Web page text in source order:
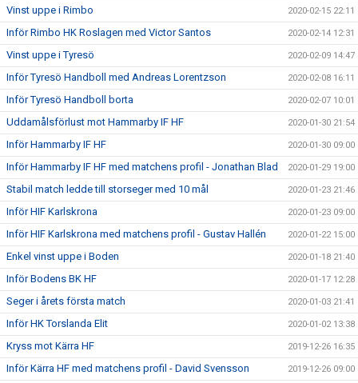
Vinst uppe i Rimbo 2020-02-15 22:11
Inför Rimbo HK Roslagen med Victor Santos 2020-02-14 12:31
Vinst uppe i Tyresö 2020-02-09 14:47
Inför Tyresö Handboll med Andreas Lorentzson 2020-02-08 16:11
Inför Tyresö Handboll borta 2020-02-07 10:01
Uddamålsförlust mot Hammarby IF HF 2020-01-30 21:54
Inför Hammarby IF HF 2020-01-30 09:00
Inför Hammarby IF HF med matchens profil - Jonathan Blad 2020-01-29 19:00
Stabil match ledde till storseger med 10 mål 2020-01-23 21:46
Inför HIF Karlskrona 2020-01-23 09:00
Inför HIF Karlskrona med matchens profil - Gustav Hallén 2020-01-22 15:00
Enkel vinst uppe i Boden 2020-01-18 21:40
Inför Bodens BK HF 2020-01-17 12:28
Seger i årets första match 2020-01-03 21:41
Inför HK Torslanda Elit 2020-01-02 13:38
Kryss mot Kärra HF 2019-12-26 16:35
Inför Kärra HF med matchens profil - David Svensson 2019-12-26 09:00